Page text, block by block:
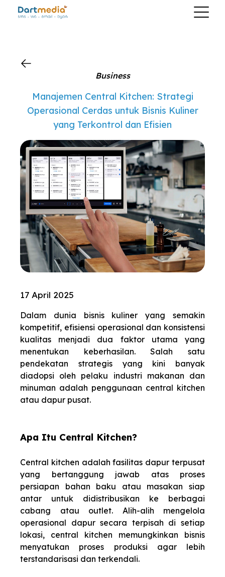
Business
Manajemen Central Kitchen: Strategi
Operasional Cerdas untuk Bisnis Kuliner
yang Terkontrol dan Efisien
17 April 2025
Dalam dunia bisnis kuliner yang semakin
kompetitif, efisiensi operasional dan konsistensi
kualitas menjadi dua faktor utama yang
menentukan keberhasilan. Salah satu
pendekatan strategis yang kini banyak
diadopsi oleh pelaku industri makanan dan
minuman adalah penggunaan central kitchen
atau dapur pusat.
Apa Itu Central Kitchen?
Central kitchen adalah fasilitas dapur terpusat
yang bertanggung jawab atas proses
persiapan bahan baku atau masakan siap
antar untuk didistribusikan ke berbagai
cabang atau outlet. Alih-alih mengelola
operasional dapur secara terpisah di setiap
lokasi, central kitchen memungkinkan bisnis
menyatukan proses produksi agar lebih
terstandarisasi dan terkendali.